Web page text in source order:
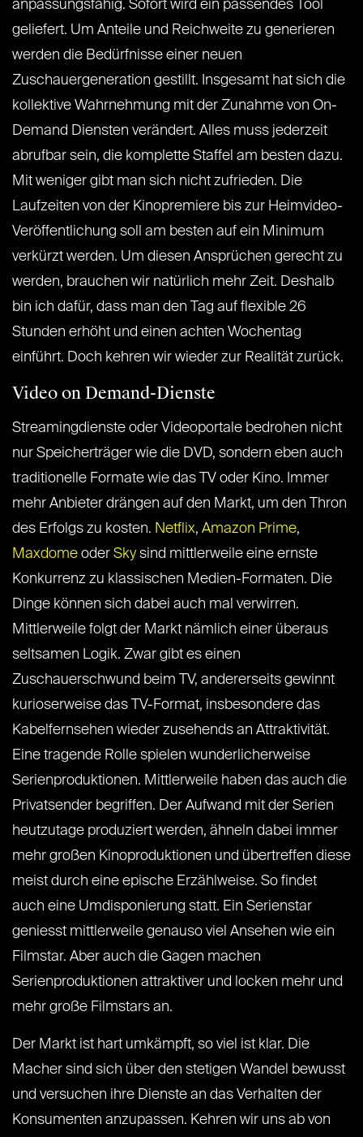
anpassungsfähig. Sofort wird ein passendes Tool
geliefert. Um Anteile und Reichweite zu generieren
werden die Bedürfnisse einer neuen
Zuschauergeneration gestillt. Insgesamt hat sich die
kollektive Wahrnehmung mit der Zunahme von On-
Demand Diensten verändert. Alles muss jederzeit
abrufbar sein, die komplette Staffel am besten dazu.
Mit weniger gibt man sich nicht zufrieden. Die
Laufzeiten von der Kinopremiere bis zur Heimvideo-
Veröffentlichung soll am besten auf ein Minimum
verkürzt werden. Um diesen Ansprüchen gerecht zu
werden, brauchen wir natürlich mehr Zeit. Deshalb
bin ich dafür, dass man den Tag auf flexible 26
Stunden erhöht und einen achten Wochentag
einführt. Doch kehren wir wieder zur Realität zurück.
Video on Demand-Dienste
Streamingdienste oder Videoportale bedrohen nicht
nur Speicherträger wie die DVD, sondern eben auch
traditionelle Formate wie das TV oder Kino. Immer
mehr Anbieter drängen auf den Markt, um den Thron
des Erfolgs zu kosten. Netflix, Amazon Prime,
Maxdome oder Skysind mittlerweile eine ernste
Konkurrenz zu klassischen Medien-Formaten. Die
Dinge können sich dabei auch mal verwirren.
Mittlerweile folgt der Markt nämlich einer überaus
seltsamen Logik. Zwar gibt es einen
Zuschauerschwund beim TV, andererseits gewinnt
kurioserweise das TV-Format, insbesondere das
Kabelfernsehen wieder zusehends an Attraktivität.
Eine tragende Rolle spielen wunderlicherweise
Serienproduktionen. Mittlerweile haben das auch die
Privatsender begriffen. Der Aufwand mit der Serien
heutzutage produziert werden, ähneln dabei immer
mehr großen Kinoproduktionen und übertreffen diese
meist durch eine epische Erzählweise. So findet
auch eine Umdisponierung statt. Ein Serienstar
geniesst mittlerweile genauso viel Ansehen wie ein
Filmstar. Aber auch die Gagen machen
Serienproduktionen attraktiver und locken mehr und
mehr große Filmstars an.
Der Markt ist hart umkämpft, so viel ist klar. Die
Macher sind sich über den stetigen Wandel bewusst
und versuchen ihre Dienste an das Verhalten der
Konsumenten anzupassen. Kehren wir uns ab von